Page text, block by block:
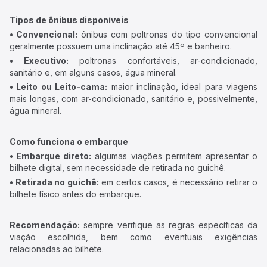
Tipos de ônibus disponíveis
• Convencional: ônibus com poltronas do tipo convencional
geralmente possuem uma inclinação até 45º e banheiro.
• Executivo: poltronas confortáveis, ar-condicionado,
sanitário e, em alguns casos, água mineral.
• Leito ou Leito-cama: maior inclinação, ideal para viagens
mais longas, com ar-condicionado, sanitário e, possivelmente,
água mineral.
Como funciona o embarque
• Embarque direto: algumas viações permitem apresentar o
bilhete digital, sem necessidade de retirada no guichê.
• Retirada no guichê: em certos casos, é necessário retirar o
bilhete físico antes do embarque.
Recomendação: sempre verifique as regras específicas da
viação escolhida, bem como eventuais exigências
relacionadas ao bilhete.